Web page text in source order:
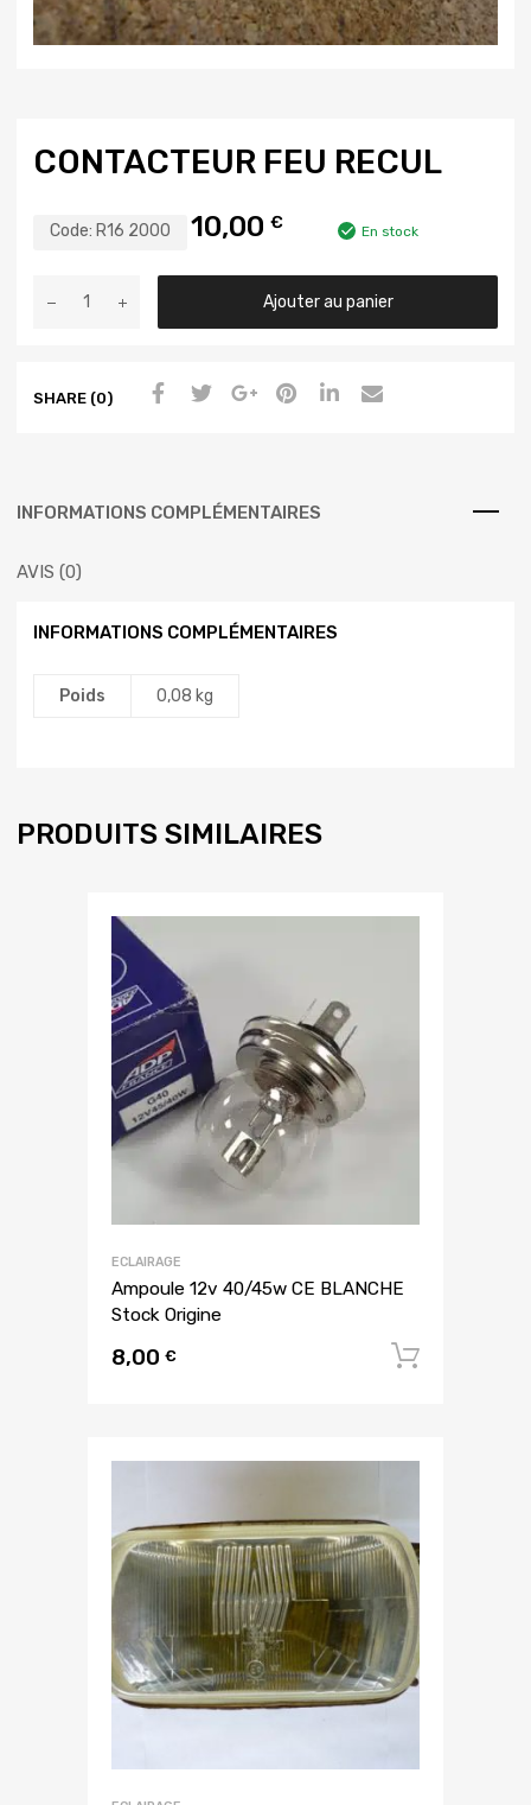
CONTACTEUR FEU RECUL
Code: R16 2000 10,00 € En stock
Ajouter au panier
SHARE (0)
INFORMATIONS COMPLÉMENTAIRES
AVIS (0)
INFORMATIONS COMPLÉMENTAIRES
Poids 0,08 kg
PRODUITS SIMILAIRES
ECLAIRAGE
Ampoule 12v 40/45w CE BLANCHE
Stock Origine
8,00 €